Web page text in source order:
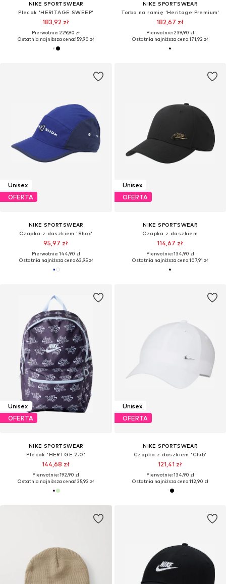
NIKE SPORTSWEAR
Plecak 'HERITAGE SWEEP'
183,92 zł
Pierwotnie: 229,90 zł
Ostatnia najniższa cena:159,90 zł
NIKE SPORTSWEAR
Torba na ramię 'Heritage Premium'
182,67 zł
Pierwotnie: 239,90 zł
Ostatnia najniższa cena:171,92 zł
Unisex
OFERTA
NIKE SPORTSWEAR
Czapka z daszkiem 'Shox'
95,97 zł
Pierwotnie: 144,90 zł
Ostatnia najniższa cena:63,95 zł
Unisex
OFERTA
NIKE SPORTSWEAR
Czapka z daszkiem
114,67 zł
Pierwotnie: 134,90 zł
Ostatnia najniższa cena:107,91 zł
Unisex
OFERTA
NIKE SPORTSWEAR
Plecak 'HERTGE 2.0'
144,68 zł
Pierwotnie: 192,90 zł
Ostatnia najniższa cena:135,92 zł
Unisex
OFERTA
NIKE SPORTSWEAR
Czapka z daszkiem 'Club'
121,41 zł
Pierwotnie: 134,90 zł
Ostatnia najniższa cena:112,90 zł